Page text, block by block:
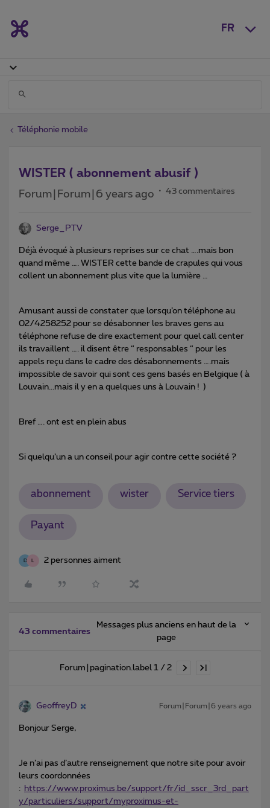
FR
Téléphonie mobile
WISTER ( abonnement abusif )
Forum|Forum|6 years ago 43 commentaires
Serge_PTV
Déjà évoqué à plusieurs reprises sur ce chat ….mais bon
quand même …. WISTER cette bande de crapules qui vous
collent un abonnement plus vite que la lumière …
Amusant aussi de constater que lorsqu’on téléphone au
02/4258252 pour se désabonner les braves gens au
téléphone refuse de dire exactement pour quel call center
ils travaillent …. il disent être “ responsables “ pour les
appels reçu dans le cadre des désabonnements ….mais
impossible de savoir qui sont ces gens basés en Belgique ( à
Louvain...mais il y en a quelques uns à Louvain ! )
Bref …. ont est en plein abus
Si quelqu’un a un conseil pour agir contre cette société ?
abonnement wister Service tiers
Payant
D L 2 personnes aiment
43 commentaires
Messages plus anciens en haut de la
page
Forum|pagination.label 1 / 2
GeoffreyD Forum|Forum|6 years ago
Bonjour Serge,
Je n’ai pas d’autre renseignement que notre site pour avoir
leurs coordonnées
: https://www.proximus.be/support/fr/id_sscr_3rd_part
y/particuliers/support/myproximus-et-